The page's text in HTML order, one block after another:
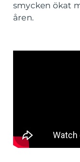
smycken ökat
åren.